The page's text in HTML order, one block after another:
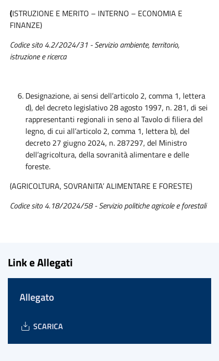
(ISTRUZIONE E MERITO – INTERNO – ECONOMIA E
FINANZE)
Codice sito 4.2/2024/31 - Servizio ambiente, territorio,
istruzione e ricerca
Designazione, ai sensi dell’articolo 2, comma 1, lettera
d), del decreto legislativo 28 agosto 1997, n. 281, di sei
rappresentanti regionali in seno al Tavolo di filiera del
legno, di cui all’articolo 2, comma 1, lettera b), del
decreto 27 giugno 2024, n. 287297, del Ministro
dell’agricoltura, della sovranità alimentare e delle
foreste.
(AGRICOLTURA, SOVRANITA’ ALIMENTARE E FORESTE)
Codice sito 4.18/2024/58 - Servizio politiche agricole e forestali
Link e Allegati
Allegato
SCARICA